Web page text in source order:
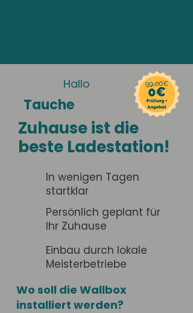
Hallo
Tauche
Zuhause ist die
beste Ladestation!
In wenigen Tagen
startklar
Persönlich geplant für
Ihr Zuhause
Einbau durch lokale
Meisterbetriebe
Wo soll die Wallbox
installiert werden?